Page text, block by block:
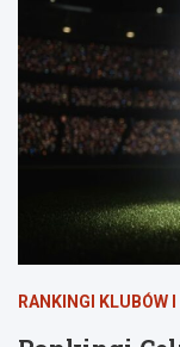
RANKINGI KLUBÓW I